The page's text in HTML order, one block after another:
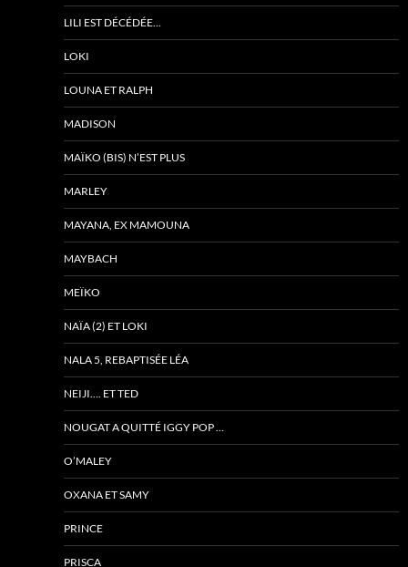
LILI EST DÉCÉDÉE…
LOKI
LOUNA ET RALPH
MADISON
MAÏKO (BIS) N’EST PLUS
MARLEY
MAYANA, EX MAMOUNA
MAYBACH
MEÏKO
NAÏA (2) ET LOKI
NALA 5, REBAPTISÉE LÉA
NEIJI…. ET TED
NOUGAT A QUITTÉ IGGY POP …
O’MALEY
OXANA ET SAMY
PRINCE
PRISCA